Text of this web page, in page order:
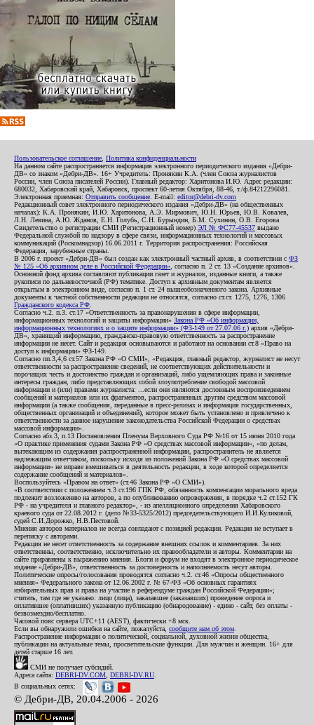
Пользовательское соглашение Политика конфиденциальности
На данном сайте распространяется информация электронного периодического издания «Дебри-
ДВ» со знаком «Дебри-ДВ». 16+ Учредитель: Пронякин К.А. (член Союза журналистов
России, член Союза писателей России). Главный редактор: Харитонова И.Ю. Адрес редакции:
680032, Хабаровский край, Хабаровск, проспект 60-летия Октября, 88-46, т./ф.84212296081.
Электронная приемная: Отправить сообщение . E-mail: editor@debri-dv.com
Редакционный совет электронного периодического издания «Дебри-ДВ» (на общественных
началах): К.А. Пронякин, И.Ю. Харитонова, А.Э. Мирмович, Ю.Н. Юрьев, Ю.В. Ковалев,
Л.Н. Левина, А.Ю. Жданов, Е.Н. Голубь, С.Н. Бурындин, Б.М. Сухинин, О.В. Егорова
Свидетельство о регистрации СМИ (Регистрационный номер) ЭЛ № ФС77-45537 выдано
Федеральной службой по надзору в сфере связи, информационных технологий и массовых
коммуникаций (Роскомнадзор) 16.06.2011 г. Территория распространения: Российская
Федерация, зарубежные страны.
В 2006 г. проект «Дебри-ДВ» был создан как электронный частный архив, в соответствии с ФЗ
№ 125 «Об архивном деле в Российской Федерации» , согласно п. 2 ст. 13 «Создание архивов».
Основной фонд архива составляют публикации газет и журналов, изданные книги, а также
рукописи по дальневосточной (РФ) тематике. Доступ к архивным документам является
открытым в электронном виде, согласно п. 1 ст. 24 вышеобозначенного закона. Архивные
документы к частной собственности редакции не относятся, согласно ст.ст. 1275, 1276, 1306
Гражданского кодекса РФ
Согласно ч.2. п.3. ст.17 «Ответственность за правонарушения в сфере информации,
информационных технологий и защиты информации» Закона РФ «Об информации,
информационных технологиях и о защите информации» (ФЗ-149 от 27.07.06 г.) архив «Дебри-
ДВ», хранящий информацию, гражданско-правовую ответственность за распространение
информации не несет. Сайт и редакция основываются и работают на основании ст.8 «Право на
доступ к информации» ФЗ-149.
Согласно пп.3,4,6 ст.57 Закона РФ «О СМИ», «Редакция, главный редактор, журналист не несут
ответственности за распространение сведений, не соответствующих действительности и
порочащих честь и достоинство граждан и организаций, либо ущемляющих права и законные
интересы граждан, либо представляющих собой злоупотребление свободой массовой
информации и (или) правами журналиста: ...если они являются дословным воспроизведением
сообщений и материалов или их фрагментов, распространенных другим средством массовой
информации (а также сообщения, переданные в пресс-релизах и информация государственных,
общественных организаций и объединений), которое может быть установлено и привлечено к
ответственности за данное нарушение законодательства Российской Федерации о средствах
массовой информации».
Согласно абз.3, п.13 Постановления Пленума Верховного Суда РФ №16 от 15 июня 2010 года
«О практике применения судами Закона РФ «О средствах массовой информации», «по делам,
вытекающим из содержания распространенной информации, распространитель не является
надлежащим ответчиком, поскольку исходя из положений Закона РФ «О средствах массовой
информации» не вправе вмешиваться в деятельность редакции, в ходе которой определяется
содержание сообщений и материалов».
Воспользуйтесь «Правом на ответ» (ст.46 Закона РФ «О СМИ»).
«В соответствии с положением ч.3 ст.196 ГПК РФ, обязанность компенсации морального вреда
подлежит возложению на авторов, а по опубликованию опровержения, в порядке ч.2 ст.152 ГК
РФ - на учредителя и главного редактор», - из апелляционного определения Хабаровского
краевого суда от 22.08.2012 г. (дело №33-5325/2012) председательствующего И.И.Куликовой,
судей С.И.Дорожко, Н.В.Пестовой.
Мнения авторов материалов не всегда совпадают с позицией редакции. Редакция не вступает в
переписку с авторами.
Редакция не несет ответственность за содержание внешних ссылок и комментариев. За них
ответственны, соответственно, исключительно их правообладатели и авторы. Комментарии на
сайте приравнены к выражению мнения. Блоги и форум не входят в электронное периодическое
издание «Дебри-ДВ», ответственность за достоверность и наполняемость несут авторы.
Политические опросы/голосования проводятся согласно ч.2. ст.46 «Опросы общественного
мнения» Федерального закона от 12.06.2002 г. № 67-ФЗ «Об основных гарантиях
избирательных прав и права на участие в референдуме граждан Российской Федерации»;
считать, там где не указано: лицо (лица), заказавшее (заказавших) проведение опроса и
оплатившее (оплативших) указанную публикацию (обнародование) - едино - сайт, без оплаты -
безвозмездно/бесплатно.
Часовой пояс сервера UTC+11 (AEST), фактически +8 мск.
Если вы обнаружили ошибки на сайте, пожалуйста, сообщите нам об этом
Распространение информации о политической, социальной, духовной жизни общества,
публикации на актуальные темы, просветительские функции. Для мужчин и женщин. 16+ для
детей старше 16 лет.
СМИ не получает субсидий.
Адреса сайта: DEBRI-DV.COM DEBRI-DV.RU
В социальных сетях:
© Дебри-ДВ, 20.04.2006 - 2026